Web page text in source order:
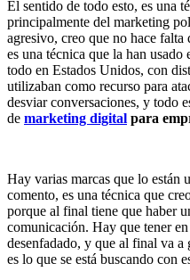
El sentido de todo esto, es una
principalmente del marketing
agresivo, creo que no hace falta
es una técnica que la han
todo en Estados Unidos, con
utilizaban como recurso para
desviar conversaciones, y todo
de marketing digital para
Hay varias marcas que lo están
comento, es una técnica que
porque al final tiene que haber
comunicación. Hay que tener
desenfadado, y que al final va a
es lo que se está buscando con